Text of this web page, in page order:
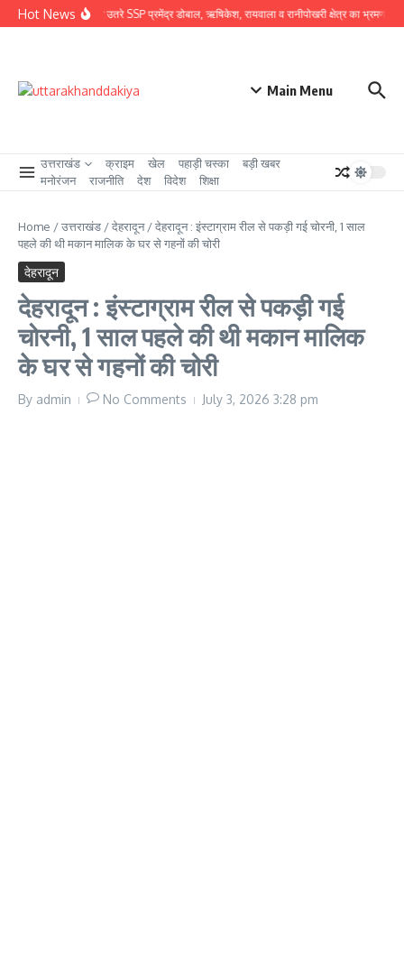
Skip to content
Hot News
ग्राउंड जीरो पर उतरे SSP प्रमेंद्र डोबाल, ऋषिकेश, रायवाला व रानीपोखरी क्षेत्र का भ्रमण कर
Main Menu
उत्तराखंड क्राइम खेल पहाड़ी चस्का
बड़ी खबर
मनोरंजन
राजनीति देश विदेश शिक्षा
Home /उत्तराखंड /देहरादून/देहरादून : इंस्टाग्राम रील से पकड़ी गई चोरनी, 1 साल
पहले की थी मकान मालिक के घर से गहनों की चोरी
देहरादून
देहरादून : इंस्टाग्राम रील से पकड़ी गई
चोरनी, 1 साल पहले की थी मकान मालिक
के घर से गहनों की चोरी
By admin No Comments July 3, 2026 3:28 pm